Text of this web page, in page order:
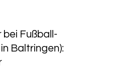
bei Fußball-
Baltringen):